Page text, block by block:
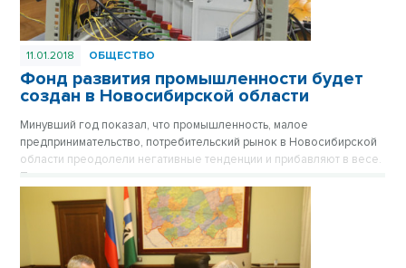
11.01.2018 ОБЩЕСТВО
Фонд развития промышленности будет
создан в Новосибирской области
Минувший год показал, что промышленность, малое
предпринимательство, потребительский рынок в Новосибирской
области преодолели негативные тенденции и прибавляют в весе.
Так, индекс промышленного производства по основным видам
деятельности за 11 месяцев 2017 года составил 102,3 процента к
аналогичному периоду 2016 года, что превысило средний
показатель по России — 101,2 процента.